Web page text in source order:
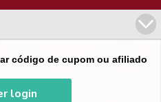
código de cupom ou afiliado
login